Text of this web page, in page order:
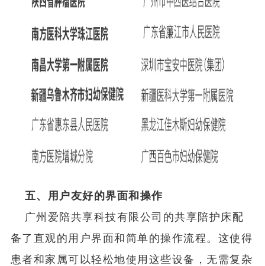
五、用户友好的界面和操作
广州爱陪共享科技有限公司的共享陪护床配
备了直观的用户界面和简单的操作流程。这使得
患者和家属可以轻松地使用这些设备，无需复杂